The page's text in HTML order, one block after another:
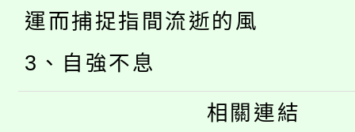
運而捕捉指間流逝的風
3、自強不息
相關連結